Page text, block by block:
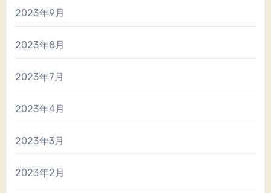
2023年9月
2023年8月
2023年7月
2023年4月
2023年3月
2023年2月